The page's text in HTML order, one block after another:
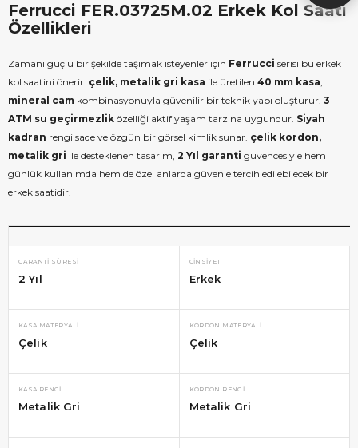
Ferrucci FER.03725M.02 Erkek Kol Saati
Özellikleri
Zamanı güçlü bir şekilde taşımak isteyenler için Ferrucci serisi bu erkek
kol saatini önerir. çelik, metalik gri kasa ile üretilen 40 mm kasa,
mineral cam kombinasyonuyla güvenilir bir teknik yapı oluşturur. 3
ATM su geçirmezlik özelliği aktif yaşam tarzına uygundur. Siyah
kadran rengi sade ve özgün bir görsel kimlik sunar. çelik kordon,
metalik gri ile desteklenen tasarım, 2 Yıl garanti güvencesiyle hem
günlük kullanımda hem de özel anlarda güvenle tercih edilebilecek bir
erkek saatidir.
GARANTI SÜRESI
2 Yıl
CINSIYET
Erkek
KASA MATERYALI
Çelik
KORDON MATERYALI
Çelik
KASA RENGI
Metalik Gri
KORDON RENGI
Metalik Gri